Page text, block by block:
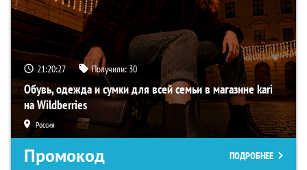
21:20:26 Получили: 30
Обувь, одежда и сумки для всей семьи в магазине kari
на Wildberries
Россия
Промокод ПОДРОБНЕЕ